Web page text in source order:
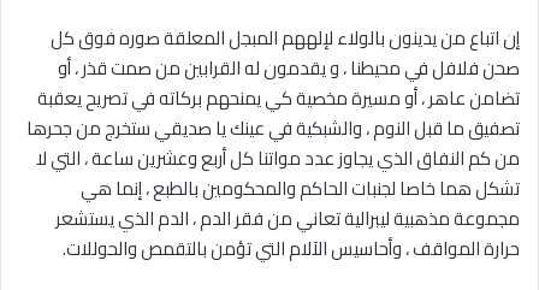
إن اتباع من يدينون بالولاء لإلههم المبجل المعلقة صوره فوق كل
صحن فلافل في محيطنا ، و يقدمون له القرابين من صمت قذر ، أو
تضامن عاهر ، أو مسيرة مخصية كي يمنحهم بركاته في تصريح يعقبة
تصفيق ما قبل النوم ، والشبكية في عينك يا صديقي ستخرج من جحرها
من كم النفاق الذي يجاوز عدد مواتنا كل أربع وعشرين ساعة ، التي لا
تشكل هما خاصا لجنبات الحاكم والمحكومين بالطبع ، إنما هي
مجموعة مذهبية ليبرالية تعاني من فقر الدم ، الدم الذي يستشعر
حرارة المواقف ، وأحاسيس الآلام التي تؤمن بالتقمص والحوللات.